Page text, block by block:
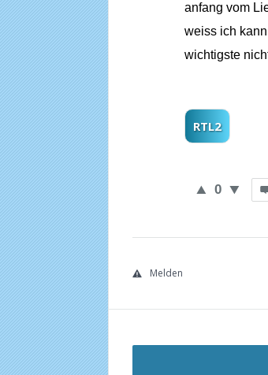
anfang vom
weiss ich
wichtigste
RTL2
0
Melden